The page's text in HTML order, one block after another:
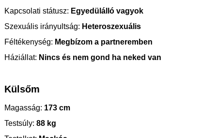
Kapcsolati státusz: Egyedülálló vagyok
Szexuális irányultság: Heteroszexuális
Féltékenység: Megbízom a partneremben
Háziállat: Nincs és nem gond ha neked van
Külsőm
Magasság: 173 cm
Testsúly: 88 kg